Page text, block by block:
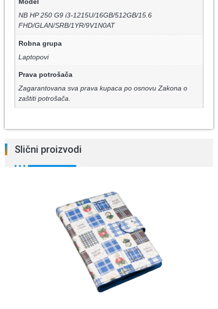
NB HP 250 G9 i3-1215U/16GB/512GB/15.6
FHD/GLAN/SRB/1YR/9V1N0AT
Robna grupa
Laptopovi
Prava potrošača
Zagarantovana sva prava kupaca po osnovu Zakona o
zaštiti potrošača.
Slični proizvodi